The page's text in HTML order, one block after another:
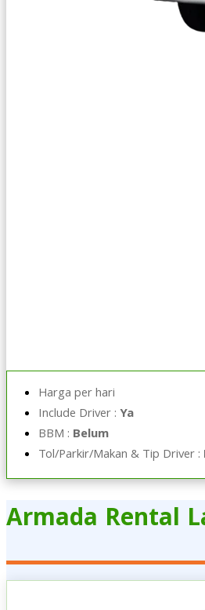
Harga per hari
Include Driver :Ya
BBM : Belum
Tol/Parkir/Makan & Tip Driver :
Armada Rental